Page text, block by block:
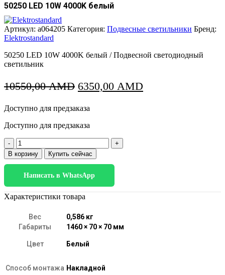
50250 LED 10W 4000K белый
Артикул: a064205 Категория: Подвесные светильники Бренд:
Elektrostandard
50250 LED 10W 4000K белый / Подвесной светодиодный
светильник
10550,00AMD Первоначальная
составляла
10550,00 AMD.
6350,00 AMD
Доступно для предзаказа
Доступно для предзаказа
Количество
товара
50250
10W
4000K
белый
В корзину Купить сейчас
Написать в WhatsApp
Характеристики товара
Вес
0,586 кг
Габариты
1460 × 70 × 70 мм
Цвет Белый
Способ монтажа Накладной